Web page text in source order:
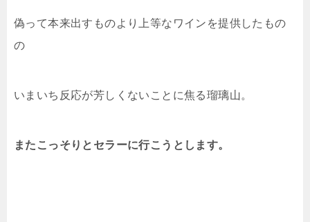
偽って本来出すものより上等なワインを提供したもの
の
いまいち反応が芳しくないことに焦る瑠璃山。
またこっそりとセラーに行こうとします。